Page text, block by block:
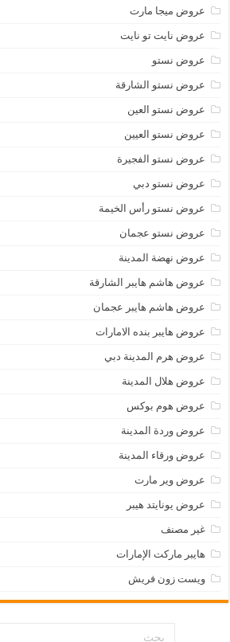
عروض ميجا مارت
عروض نايت تو نايت
عروض نستو
عروض نستو الشارقة
عروض نستو العين
عروض نستو العيين
عروض نستو الفجيرة
عروض نستو دبي
عروض نستو رأس الخيمة
عروض نستو عجمان
عروض نهضة المدينة
عروض هاشم هايبر الشارقة
عروض هاشم هايبر عجمان
عروض هايبر بنده الامارات
عروض هرم المدينة دبي
عروض هلال المدينة
عروض هوم بوكس
عروض وردة المدينة
عروض ورقاء المدينة
عروض وير مارت
عروض يونايتد هيبر
غير مصنف
هايبر ماركت الإمارات
ويست زون فريش